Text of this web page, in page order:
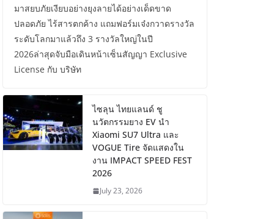
มาสยบภัยเงียบอย่างยุงลายได้อย่างเด็ดขาด
ปลอดภัย ไร้สารตกค้าง แถมฟอร์มเจ๋งกวาดรางวัล
ระดับโลกมาแล้วถึง 3 รางวัลใหญ่ในปี
2026ล่าสุดจับมือเดินหน้าเซ็นสัญญา Exclusive
License กับ บริษัท
ไซลุน ไทยแลนด์ ชู
นวัตกรรมยาง EV นำ
Xiaomi SU7 Ultra และ
VOGUE Tire จัดแสดงใน
งาน IMPACT SPEED FEST
2026
July 23, 2026